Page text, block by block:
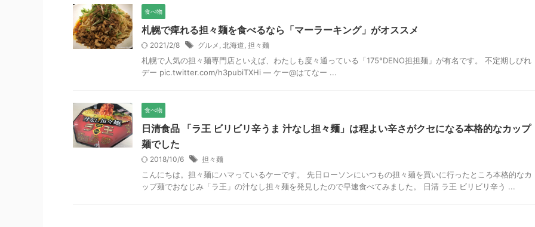
食べ物
札幌で痺れる担々麺を食べるなら「マーラーキング」がオススメ
2021/2/8 グルメ , 北海道, 担々麺
札幌で人気の担々麺専門店といえば、わたしも度々通っている「175°DENO担担麺」が有名です。 不定期しびれ
デー pic.twitter.com/h3pubiTXHi — ケー@はてなー ...
食べ物
日清食品 「ラ王 ビリビリ辛うま 汁なし担々麺」は程よい辛さがクセになる本格的なカップ
麺でした
2018/10/6 担々麺
こんにちは。担々麺にハマっているケーです。 先日ローソンにいつもの担々麺を買いに行ったところ本格的なカ
ップ麺でおなじみ「ラ王」の汁なし担々麺を発見したので早速食べてみました。 日清 ラ王 ビリビリ辛う ...